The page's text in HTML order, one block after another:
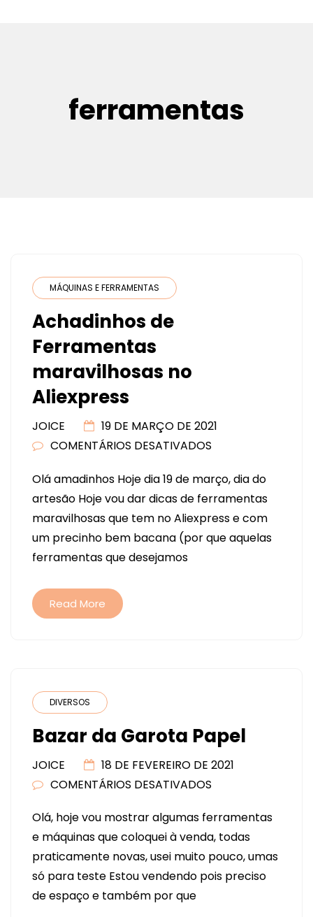
ferramentas
MÁQUINAS E FERRAMENTAS
Achadinhos de
Ferramentas
maravilhosas no
Aliexpress
JOICE
19 DE MARÇO DE 2021
COMENTÁRIOS DESATIVADOS
DE
FERRAMENTAS
MARAVILHOSAS
NO
Olá amadinhos Hoje dia 19 de março, dia do
artesão Hoje vou dar dicas de ferramentas
maravilhosas que tem no Aliexpress e com
um precinho bem bacana (por que aquelas
ferramentas que desejamos
Read More
DIVERSOS
Bazar da Garota Papel
JOICE
18 DE FEVEREIRO DE 2021
COMENTÁRIOS DESATIVADOS
DA
GAROTA
PAPEL
Olá, hoje vou mostrar algumas ferramentas
e máquinas que coloquei à venda, todas
praticamente novas, usei muito pouco, umas
só para teste Estou vendendo pois preciso
de espaço e também por que